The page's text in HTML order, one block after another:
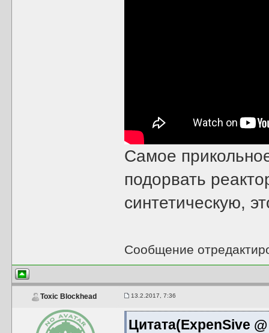
Самое
подорвать
синтетическую,
Сообщение
Toxic Blockhead 13.2.2017, 7:36
Цитата(ExpenSive